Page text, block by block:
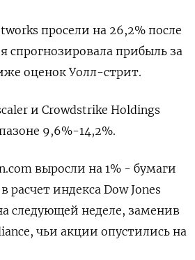
просели на 26,2% после
спрогнозировала прибыль за
оценок Уолл-стрит.
и Crowdstrike Holdings
9,6%-14,2%.
выросли на 1% - бумаги
индекса Dow Jones
следующей неделе, заменив
чьи акции опустились на